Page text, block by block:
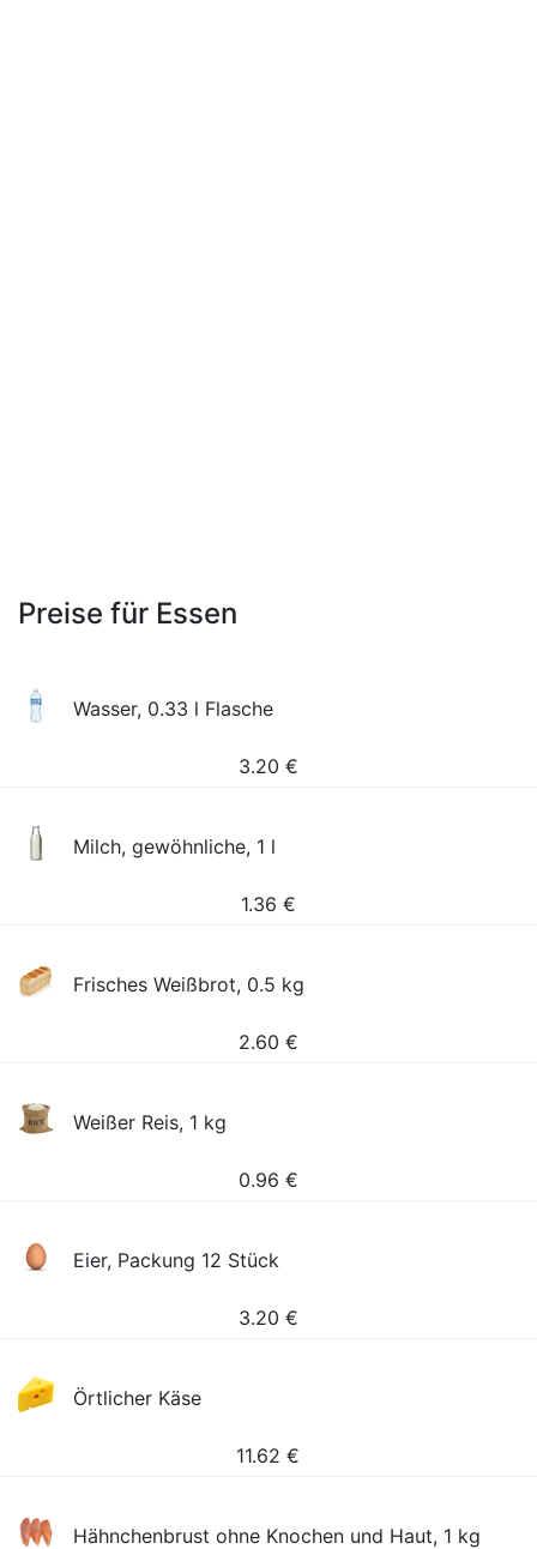
Preise für Essen
Wasser, 0.33 l Flasche
3.20 €
Milch, gewöhnliche, 1 l
1.36 €
Frisches Weißbrot, 0.5 kg
2.60 €
Weißer Reis, 1 kg
0.96 €
Eier, Packung 12 Stück
3.20 €
Örtlicher Käse
11.62 €
Hähnchenbrust ohne Knochen und Haut, 1 kg